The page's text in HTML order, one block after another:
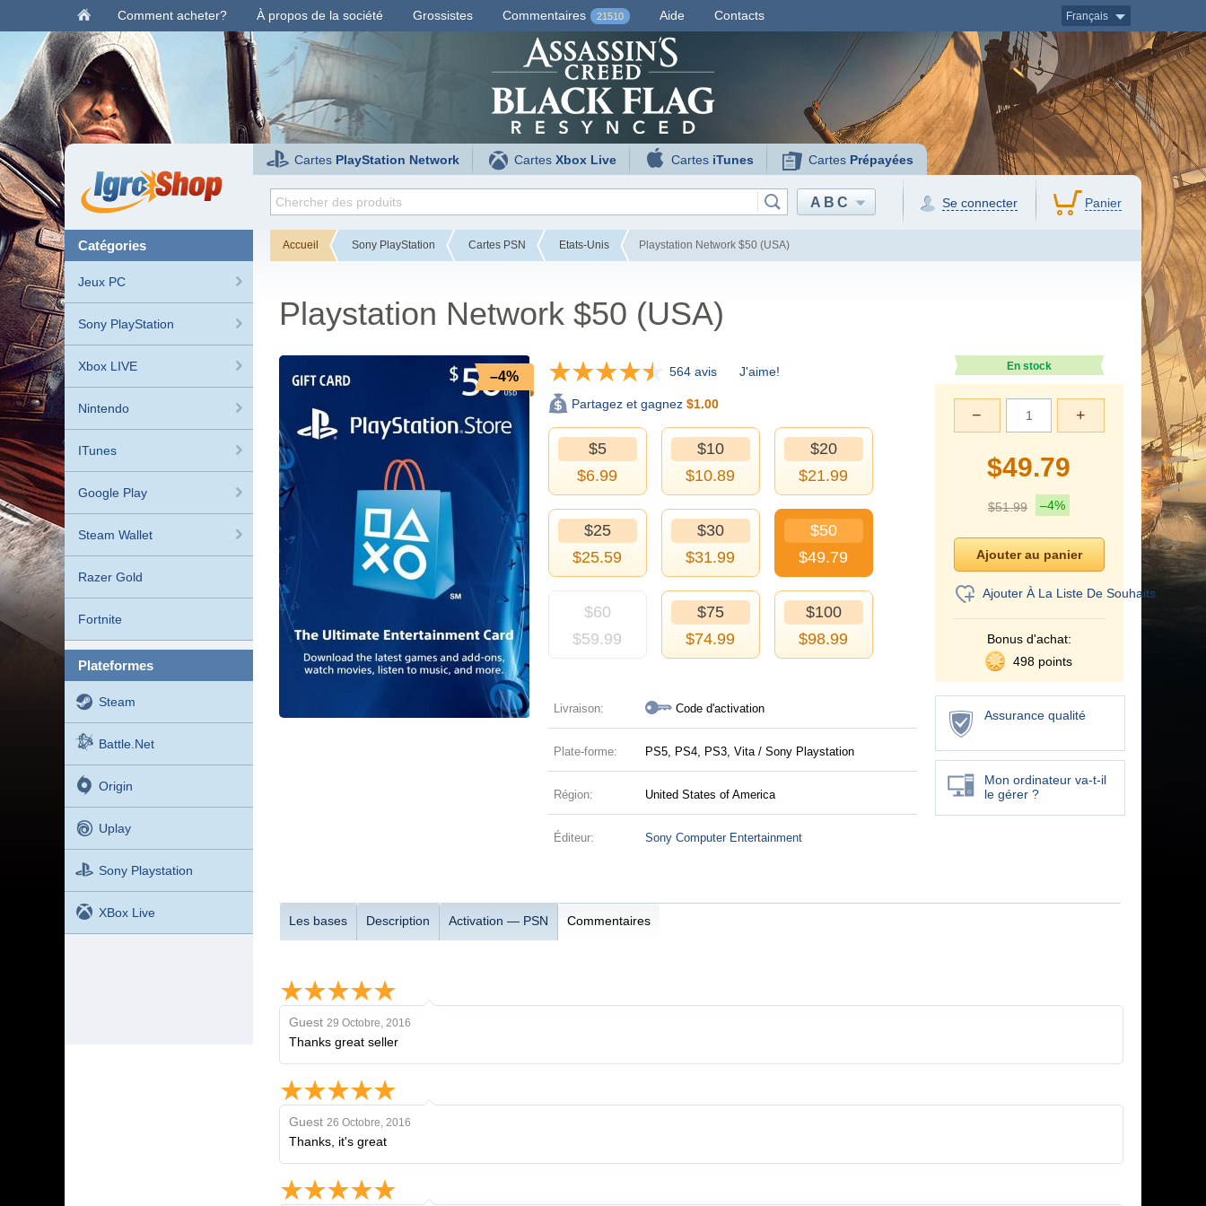
Comment acheter? À propos de la société Grossistes Commentaires 21510 Aide Contacts Français
Cartes PlayStation Network CartesXbox Live Cartes iTunes Cartes Prépayées
ABC Se connecter Panier
catégories
Jeux PC
Sony PlayStation
Xbox LIVE
Nintendo
ITunes
Google Play
Steam Wallet
Razer Gold
Fortnite
plateformes
Steam
Battle.net
Origin
Uplay
Sony Playstation
XBox Live
Accueil Sony PlayStation Cartes PSN Etats-Unis Playstation Network $50 (USA)
Playstation Network $50 (USA)
–4% 564 avis J'aime!
Partagez et gagnez $1.00
$5
$6.99
$10
$10.89
$20
$21.99
$25
$25.59
$30
$31.99
$50
$49.79
$60
$59.99
$75
$74.99
$100
$98.99
Livraison: Code d'activation
Plate-forme: PS5, PS4, PS3, Vita / Sony Playstation
Région: United States of America
Éditeur: Sony Computer Entertainment
En stock
+
−
$49.79
$51.99 –4%
Ajouter À La Liste De Souhaits
Bonus d'achat:
498 points
Assurance qualité
Mon ordinateur va-t-il
le gérer ?
Les bases Description Activation — PSN Commentaires
Guest 29 Octobre, 2016
Thanks great seller
Guest 26 Octobre, 2016
Thanks, it's great